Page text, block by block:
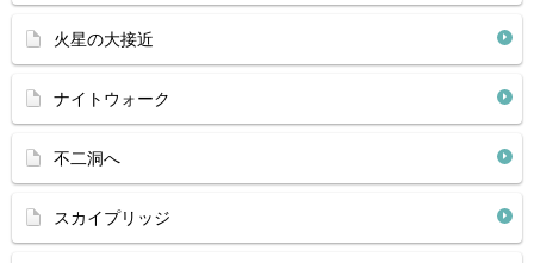
火星の大接近
ナイトウォーク
不二洞へ
スカイプリッジ